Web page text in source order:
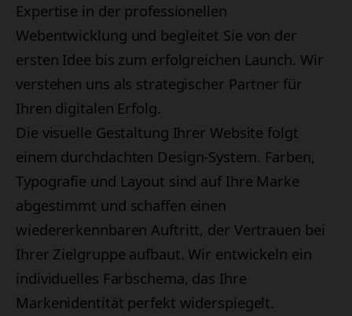
Expertise in der professionellen
Webentwicklung und begleitet Sie von der
ersten Idee bis zum erfolgreichen Launch. Wir
verstehen uns als strategischer Partner für
Ihren digitalen Erfolg.
Die visuelle Gestaltung Ihrer Website folgt
einem durchdachten Design-System. Farben,
Typografie und Layout sind auf Ihre Marke
abgestimmt und schaffen einen
wiedererkennbaren Auftritt, der Vertrauen bei
Ihrer Zielgruppe aufbaut. Wir entwickeln ein
individuelles Farbschema, das Ihre
Markenidentität perfekt widerspiegelt.